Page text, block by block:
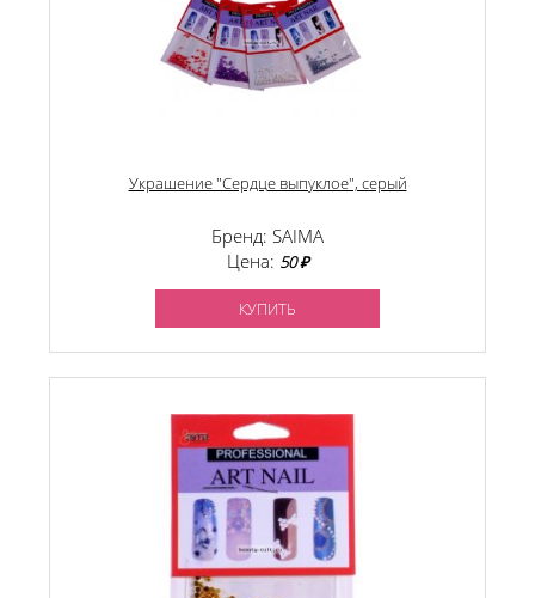
Украшение "Сердце выпуклое", серый
Бренд: SAIMA
Цена: 50 ₽
КУПИТЬ